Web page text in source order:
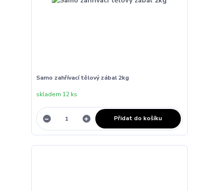
Samo zahřívací tělový zábal 2kg
skladem 12 ks
Přidat do košíku